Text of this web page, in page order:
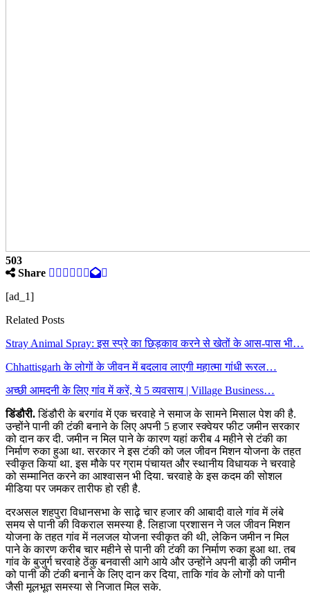
503
Share
[ad_1]
Related Posts
Stray Animal Spray: इस स्प्रे का छिड़काव करने से खेतों के आस-पास भी…
Chhattisgarh के लोगों के जीवन में बदलाव लाएगी महात्मा गांधी रूरल…
अच्छी आमदनी के लिए गांव में करें, ये 5 व्यवसाय | Village Business…
डिंडौरी.डिंडौरी के बरगांव में एक चरवाहे ने समाज के सामने मिसाल पेश की है.
उन्होंने पानी की टंकी बनाने के लिए अपनी 5 हजार स्क्वेयर फीट जमीन सरकार
को दान कर दी. जमीन न मिल पाने के कारण यहां करीब 4 महीने से टंकी का
निर्माण रुका हुआ था. सरकार ने इस टंकी को जल जीवन मिशन योजना के तहत
स्वीकृत किया था. इस मौके पर ग्राम पंचायत और स्थानीय विधायक ने चरवाहे
को सम्मानित करने का आश्वासन भी दिया. चरवाहे के इस कदम की सोशल
मीडिया पर जमकर तारीफ हो रही है.
दरअसल शहपुरा विधानसभा के साढ़े चार हजार की आबादी वाले गांव में लंबे
समय से पानी की विकराल समस्या है. लिहाजा प्रशासन ने जल जीवन मिशन
योजना के तहत गांव में नलजल योजना स्वीकृत की थी, लेकिन जमीन न मिल
पाने के कारण करीब चार महीने से पानी की टंकी का निर्माण रुका हुआ था. तब
गांव के बुजुर्ग चरवाहे ठेंकु बनवासी आगे आये और उन्होंने अपनी बाड़ी की जमीन
को पानी की टंकी बनाने के लिए दान कर दिया, ताकि गांव के लोगों को पानी
जैसी मूलभूत समस्या से निजात मिल सके.